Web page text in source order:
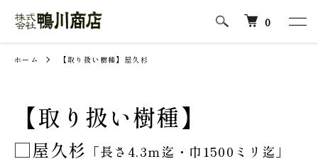
0
ホーム 【取り扱い樹種】屋久杉
【取り扱い樹種】
□屋久杉 「長さ4.3ｍ迄・巾1500ミリ迄」